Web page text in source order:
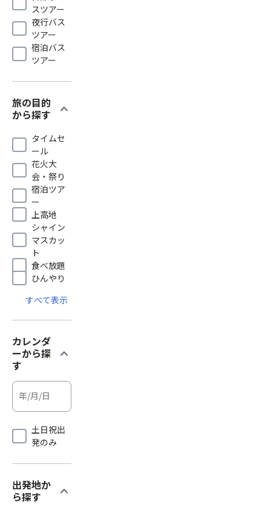
スツアー
夜行バス
ツアー
宿泊バス
ツアー
旅の目的
から探す
expand_more
タイムセ
ール
花火大
会・祭り
宿泊ツア
ー
上高地
シャイン
マスカッ
ト
食べ放題
ひんやり
すべて表示
カレンダ
ーから探
す
expand_more
土日祝出
発のみ
出発地か
ら探す
expand_more